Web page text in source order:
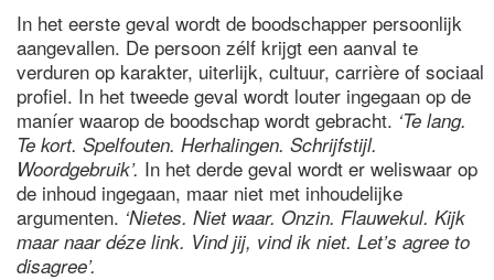
In het eerste geval wordt de boodschapper persoonlijk
aangevallen. De persoon zélf krijgt een aanval te
verduren op karakter, uiterlijk, cultuur, carrière of sociaal
profiel. In het tweede geval wordt louter ingegaan op de
maníer waarop de boodschap wordt gebracht. ‘Te lang.
Te kort. Spelfouten. Herhalingen. Schrijfstijl.
Woordgebruik’. In het derde geval wordt er weliswaar op
de inhoud ingegaan, maar niet met inhoudelijke
argumenten. ‘Nietes. Niet waar. Onzin. Flauwekul. Kijk
maar naar déze link. Vind jij, vind ik niet. Let’s agree to
disagree’.